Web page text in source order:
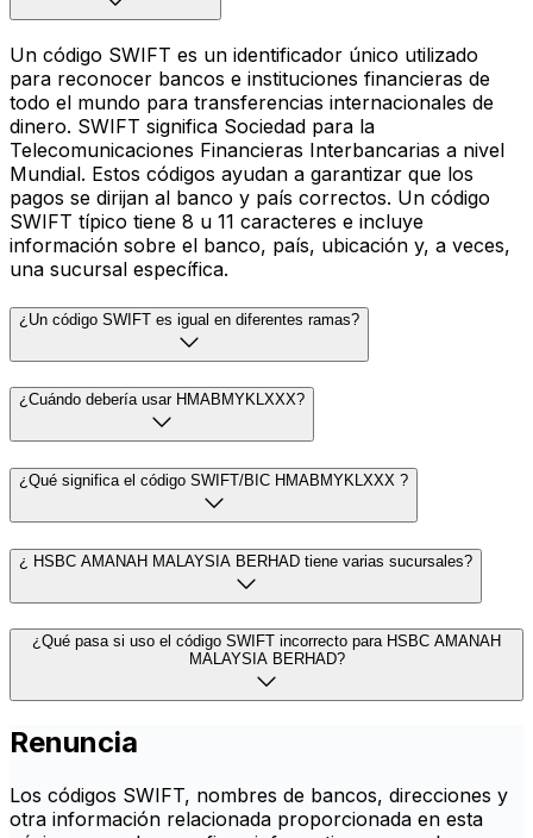
Un código SWIFT es un identificador único utilizado
para reconocer bancos e instituciones financieras de
todo el mundo para transferencias internacionales de
dinero. SWIFT significa Sociedad para la
Telecomunicaciones Financieras Interbancarias a nivel
Mundial. Estos códigos ayudan a garantizar que los
pagos se dirijan al banco y país correctos. Un código
SWIFT típico tiene 8 u 11 caracteres e incluye
información sobre el banco, país, ubicación y, a veces,
una sucursal específica.
¿Un código SWIFT es igual en diferentes ramas?
¿Cuándo debería usar HMABMYKLXXX?
¿Qué significa el código SWIFT/BIC HMABMYKLXXX ?
¿ HSBC AMANAH MALAYSIA BERHAD tiene varias sucursales?
¿Qué pasa si uso el código SWIFT incorrecto para HSBC AMANAH
MALAYSIA BERHAD?
Renuncia
Los códigos SWIFT, nombres de bancos, direcciones y
otra información relacionada proporcionada en esta